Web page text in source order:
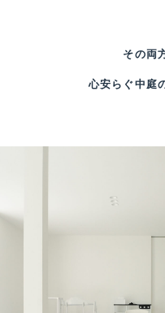
その両
心安らぐ中庭